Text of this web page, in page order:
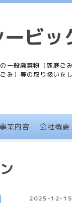
ビ
般廃棄物（家庭ご
み）等の取り扱いを
事業内容 会社概要
2025-12-